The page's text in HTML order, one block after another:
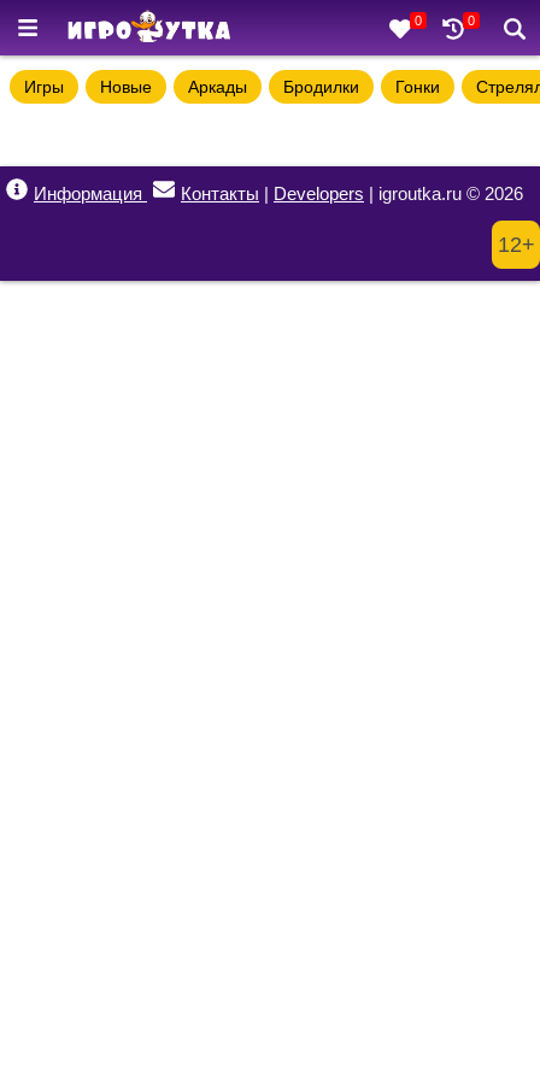
0 0
Игры Новые Аркады Бродилки Гонки
Информация Контакты | Developers | igroutka.ru © 2026
12+